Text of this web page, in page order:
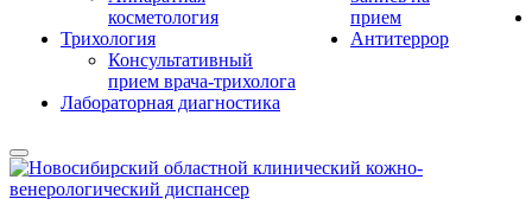
косметология
Трихология
Консультативный
прием врача-трихолога
Лабораторная диагностика
прием
Антитеррор